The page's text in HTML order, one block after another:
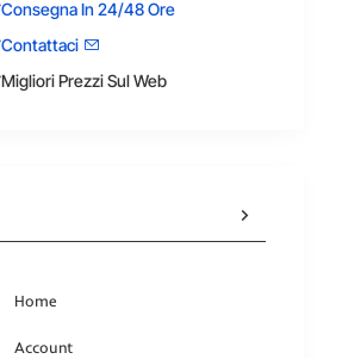
Consegna In 24/48 Ore
Contattaci
Migliori Prezzi Sul Web
Home
Account